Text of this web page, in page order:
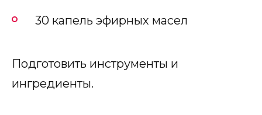
30 капель эфирных масел
Подготовить инструменты и
ингредиенты.